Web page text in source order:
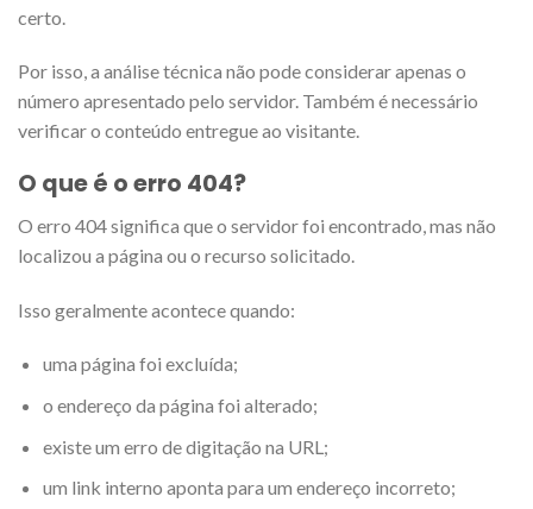
certo.
Por isso, a análise técnica não pode considerar apenas o
número apresentado pelo servidor. Também é necessário
verificar o conteúdo entregue ao visitante.
O que é o erro 404?
O erro 404 significa que o servidor foi encontrado, mas não
localizou a página ou o recurso solicitado.
Isso geralmente acontece quando:
uma página foi excluída;
o endereço da página foi alterado;
existe um erro de digitação na URL;
um link interno aponta para um endereço incorreto;